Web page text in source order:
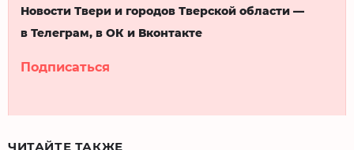
Новости Твери и городов Тверской области —
в Телеграм, в ОК и Вконтакте
Подписаться
ЧИТАЙТЕ ТАКЖЕ